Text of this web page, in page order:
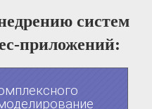
систем
приложений: